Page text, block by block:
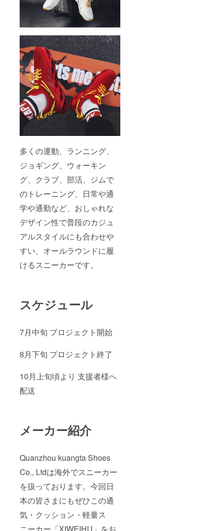
多くの運動、ランニング、
ジョギング、ウォーキン
グ、クラブ、部活、ジムで
のトレーニング、日常や通
学や通勤など、おしゃれな
デザイン性で普段のカジュ
アルスタイルにも合わせや
すい、オールラウンドに履
けるスニーカーです。
スケジュール
7月中旬 プロジェクト開始
8月下旬 プロジェクト終了
10月上旬頃より 支援者様へ
配送
メーカー紹介
Quanzhou kuangta Shoes
Co., Ltdは海外でスニーカー
を扱っております。今回日
本の皆さまにもぜひこの通
気・クッション・軽量ス